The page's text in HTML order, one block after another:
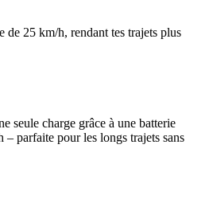
de 25 km/h, rendant tes trajets plus
seule charge grâce à une batterie
parfaite pour les longs trajets sans